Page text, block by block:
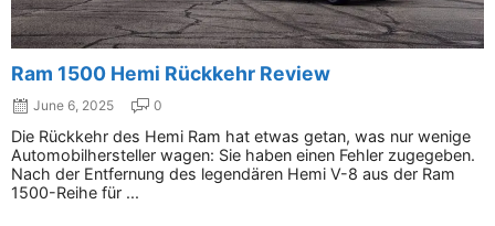
Ram 1500 Hemi Rückkehr Review
June 6, 2025 0
Die Rückkehr des Hemi Ram hat etwas getan, was nur wenige
Automobilhersteller wagen: Sie haben einen Fehler zugegeben.
Nach der Entfernung des legendären Hemi V-8 aus der Ram
1500-Reihe für ...